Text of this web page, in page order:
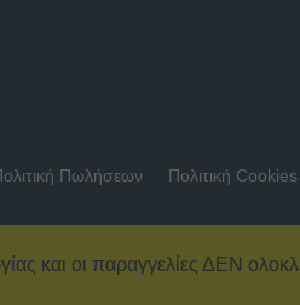
Πωλήσεων Πολιτική Cookies
© 2026 Εξοπλισμός
και οι παραγγελίες ΔΕΝ